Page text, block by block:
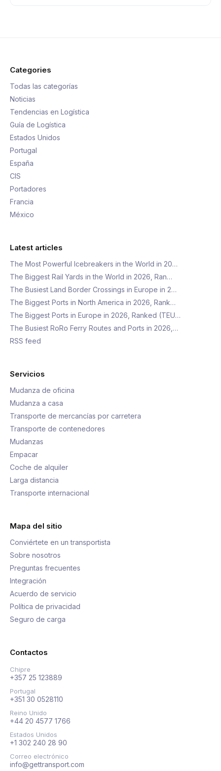
Categories
Todas las categorías
Noticias
Tendencias en Logística
Guía de Logística
Estados Unidos
Portugal
España
CIS
Portadores
Francia
México
Latest articles
The Most Powerful Icebreakers in the World in 20…
The Biggest Rail Yards in the World in 2026, Ran…
The Busiest Land Border Crossings in Europe in 2…
The Biggest Ports in North America in 2026, Rank…
The Biggest Ports in Europe in 2026, Ranked (TEU…
The Busiest RoRo Ferry Routes and Ports in 2026,…
RSS feed
Servicios
Mudanza de oficina
Mudanza a casa
Transporte de mercancías por carretera
Transporte de contenedores
Mudanzas
Empacar
Coche de alquiler
Larga distancia
Transporte internacional
Mapa del sitio
Conviértete en un transportista
Sobre nosotros
Preguntas frecuentes
Integración
Acuerdo de servicio
Política de privacidad
Seguro de carga
Contactos
Chipre
+357 25 123889
Portugal
+351 30 0528110
Reino Unido
+44 20 4577 1766
Estados Unidos
+1 302 240 28 90
Correo electrónico
info@gettransport.com